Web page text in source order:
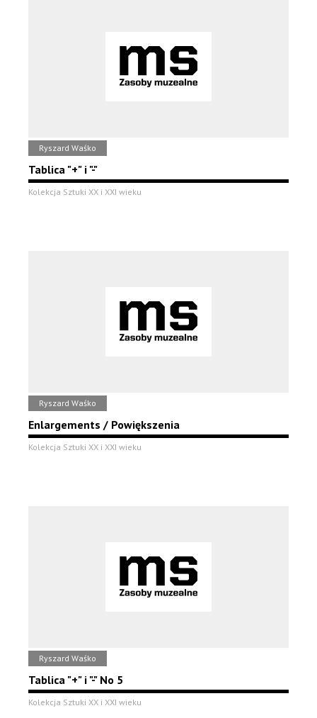
Ryszard Waśko
Tablica "+" i "-"
Kolekcja Sztuki XX i XXI wieku
Ryszard Waśko
Enlargements / Powiększenia
Kolekcja Sztuki XX i XXI wieku
Ryszard Waśko
Tablica "+" i "-" No 5
Kolekcja Sztuki XX i XXI wieku